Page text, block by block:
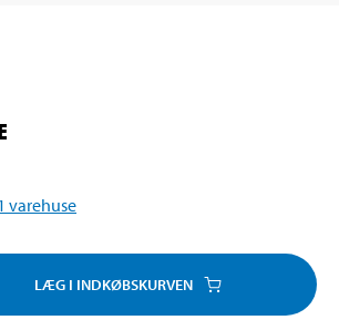
varehuse
LÆG I INDKØBSKURVEN